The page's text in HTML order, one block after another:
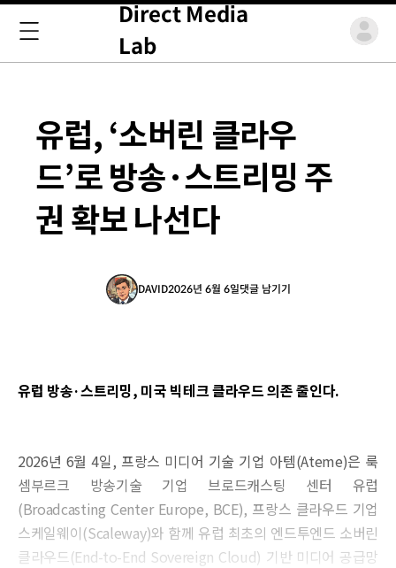
Direct Media
Lab
유럽, ‘소버린 클라우
드’로 방송·스트리밍 주
권 확보 나선다
DAVID2026년 6월 6일댓글 남기기
유럽 방송·스트리밍, 미국 빅테크 클라우드 의존 줄인다.
2026년 6월 4일, 프랑스 미디어 기술 기업 아템(Ateme)은 룩
셈부르크 방송기술 기업 브로드캐스팅 센터 유럽
(Broadcasting Center Europe, BCE), 프랑스 클라우드 기업
스케일웨이(Scaleway)와 함께 유럽 최초의 엔드투엔드 소버린
클라우드(End-to-End Sovereign Cloud) 기반 미디어 공급망